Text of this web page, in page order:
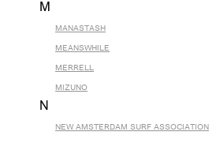
M
MANASTASH
MEANSWHILE
MERRELL
MIZUNO
N
NEW AMSTERDAM SURF ASSOCIATION